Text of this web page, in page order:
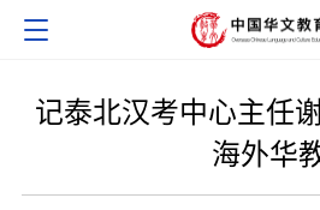
记泰北汉考中心主任
海外华